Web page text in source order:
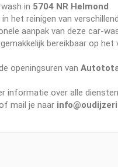
in 5704 NR Helmond
het reinigen van
aanpak van deze car-
bereikbaar op het
openingsuren van
informatie over alle
mail je naar